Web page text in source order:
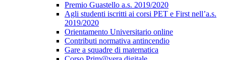
Premio Guastello a.s. 2019/2020
Agli studenti iscritti ai corsi PET e First nell’a.s.
2019/2020
Orientamento Universitario online
Contributi normativa antincendio
Gare a squadre di matematica